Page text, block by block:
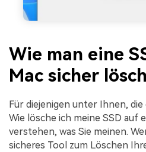
Wie man eine
Mac sicher
Für diejenigen unter Ihnen, die
Wie lösche ich meine SSD auf
verstehen, was Sie meinen.
sicheres Tool zum Löschen